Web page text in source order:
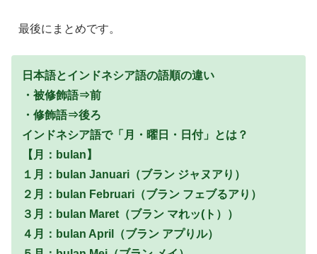
最後にまとめです。
日本語とインドネシア語の語順の違い
・被修飾語⇒前
・修飾語⇒後ろ
インドネシア語で「月・曜日・日付」とは？
【月：bulan】
１月：bulan Januari（ブラン ジャヌアり）
２月：bulan Februari（ブラン フェブるアり）
３月：bulan Maret（ブラン マれッ(ト））
４月：bulan April（ブラン アプりル）